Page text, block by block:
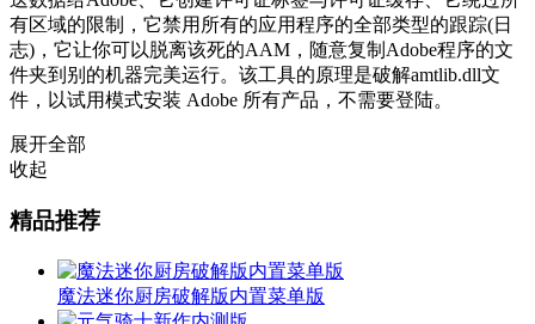
有区域的限制，它禁用所有的应用程序的全部类型的跟踪(日
志)，它让你可以脱离该死的AAM，随意复制Adobe程序的文
件夹到别的机器完美运行。该工具的原理是破解amtlib.dll文
件，以试用模式安装 Adobe 所有产品，不需要登陆。
展开全部
收起
精品推荐
魔法迷你厨房破解版内置菜单版